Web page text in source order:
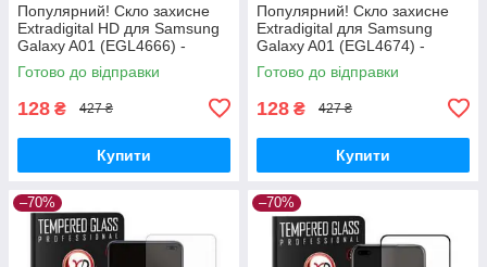
Популярний! Скло захисне
Extradigital HD для Samsung
Galaxy A01 (EGL4666) -
Краща якість тільки на
Nukleon.com.ua
Готово до відправки
128 ₴ 427 ₴
Купити
Популярний! Скло захисне
Extradigital для Samsung
Galaxy A01 (EGL4674) -
Краща якість тільки на
Nukleon.com.ua
Готово до відправки
128 ₴ 427 ₴
Купити
–70% –70%